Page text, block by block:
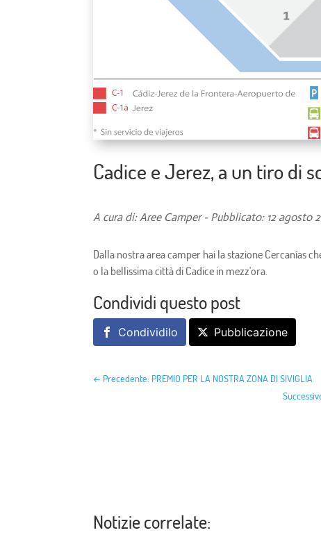
Cadice e Jerez, a un tiro di
A cura di: Aree Camper - Pubblicato: 12 agosto
Dalla nostra area camper hai la stazione Cercanías
o la bellissima città di Cadice in mezz'ora.
Condividi questo post
Condividilo Pubblicazione
← Precedente: PREMIO PER LA NOSTRA ZONA DI SIVIGLIA
Notizie correlate: